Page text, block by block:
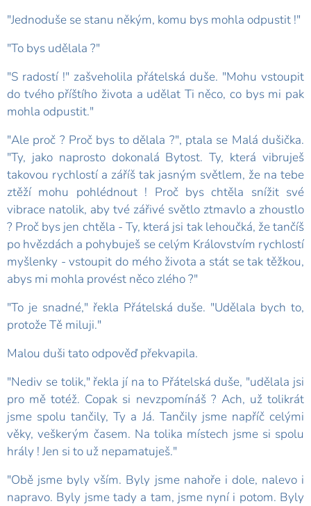
"Jednoduše se stanu někým, komu bys mohla odpustit !"
"To bys udělala ?"
"S radostí !" zašveholila přátelská duše. "Mohu vstoupit
do tvého příštího života a udělat Ti něco, co bys mi pak
mohla odpustit."
"Ale proč ? Proč bys to dělala ?", ptala se Malá dušička.
"Ty, jako naprosto dokonalá Bytost. Ty, která vibruješ
takovou rychlostí a záříš tak jasným světlem, že na tebe
ztěží mohu pohlédnout ! Proč bys chtěla snížit své
vibrace natolik, aby tvé zářivé světlo ztmavlo a zhoustlo
? Proč bys jen chtěla - Ty, která jsi tak lehoučká, že tančíš
po hvězdách a pohybuješ se celým Královstvím rychlostí
myšlenky - vstoupit do mého života a stát se tak těžkou,
abys mi mohla provést něco zlého ?"
"To je snadné," řekla Přátelská duše. "Udělala bych to,
protože Tě miluji."
Malou duši tato odpověď překvapila.
"Nediv se tolik," řekla jí na to Přátelská duše, "udělala jsi
pro mě totéž. Copak si nevzpomínáš ? Ach, už tolikrát
jsme spolu tančily, Ty a Já. Tančily jsme napříč celými
věky, veškerým časem. Na tolika místech jsme si spolu
hrály ! Jen si to už nepamatuješ."
"Obě jsme byly vším. Byly jsme nahoře i dole, nalevo i
napravo. Byly jsme tady a tam, jsme nyní i potom. Byly